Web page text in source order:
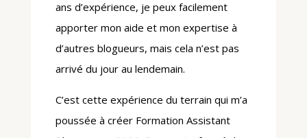
ans d’expérience, je peux facilement
apporter mon aide et mon expertise à
d’autres blogueurs, mais cela n’est pas
arrivé du jour au lendemain.
C’est cette expérience du terrain qui m’a
poussée à créer Formation Assistant